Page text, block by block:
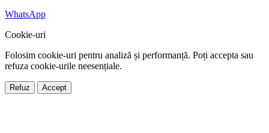
WhatsApp
Cookie-uri
Folosim cookie-uri pentru analiză și performanță. Poți accepta sau
refuza cookie-urile neesențiale.
Refuz Accept